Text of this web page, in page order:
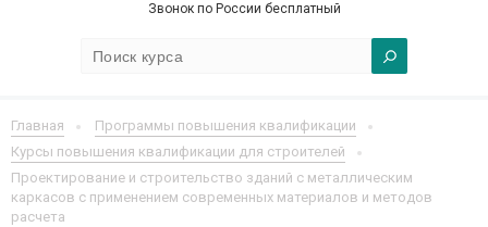
Звонок по России бесплатный
Главная
Программы повышения квалификации
Курсы повышения квалификации для строителей
Проектирование и строительство зданий с металлическим
каркасов с применением современных материалов и методов
расчета